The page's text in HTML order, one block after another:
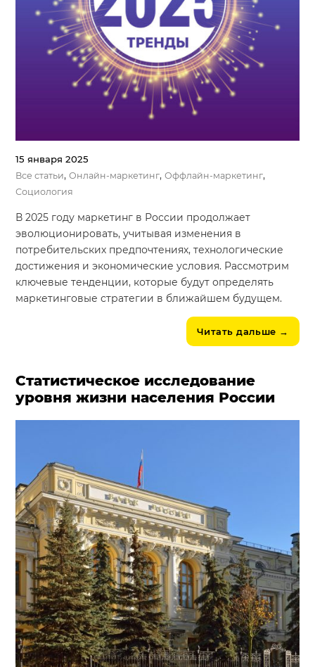
Система продаж для мебельного бизнеса
Система продаж для туристического бизнеса
Повышение конверсии сайтов
Блог
15 января 2025
Все статьи,Онлайн-маркетинг,Оффлайн-маркетинг,
Социология
В 2025 году маркетинг в России продолжает
эволюционировать, учитывая изменения в
потребительских предпочтениях, технологические
достижения и экономические условия. Рассмотрим
ключевые тенденции, которые будут определять
маркетинговые стратегии в ближайшем будущем.
Читать дальше →
Статистическое исследование
уровня жизни населения России